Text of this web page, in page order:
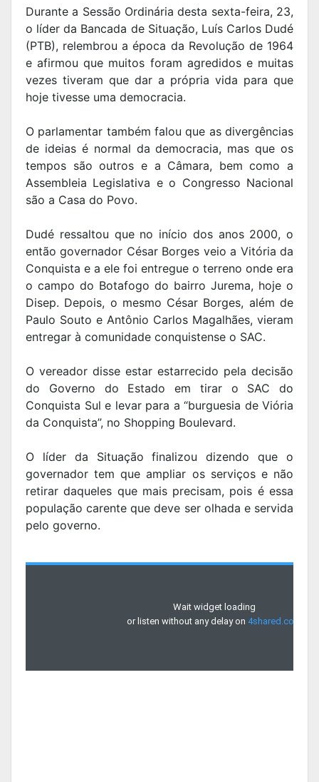
Durante a Sessão Ordinária desta sexta-feira, 23,
o líder da Bancada de Situação, Luís Carlos Dudé
(PTB), relembrou a época da Revolução de 1964
e afirmou que muitos foram agredidos e muitas
vezes tiveram que dar a própria vida para que
hoje tivesse uma democracia.
O parlamentar também falou que as divergências
de ideias é normal da democracia, mas que os
tempos são outros e a Câmara, bem como a
Assembleia Legislativa e o Congresso Nacional
são a Casa do Povo.
Dudé ressaltou que no início dos anos 2000, o
então governador César Borges veio a Vitória da
Conquista e a ele foi entregue o terreno onde era
o campo do Botafogo do bairro Jurema, hoje o
Disep. Depois, o mesmo César Borges, além de
Paulo Souto e Antônio Carlos Magalhães, vieram
entregar à comunidade conquistense o SAC.
O vereador disse estar estarrecido pela decisão
do Governo do Estado em tirar o SAC do
Conquista Sul e levar para a “burguesia de Viória
da Conquista”, no Shopping Boulevard.
O líder da Situação finalizou dizendo que o
governador tem que ampliar os serviços e não
retirar daqueles que mais precisam, pois é essa
população carente que deve ser olhada e servida
pelo governo.